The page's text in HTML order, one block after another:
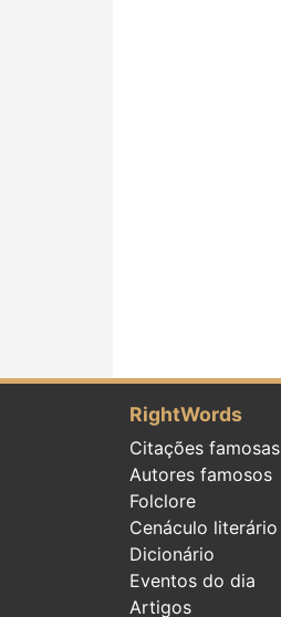
RightWords
Citações famosas
Autores famosos
Folclore
Cenáculo literário
Dicionário
Eventos do dia
Artigos